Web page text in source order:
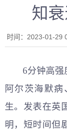
知
时间：2023-01-
6分钟高
阿尔茨海默
生。发表在英
明，短时间但